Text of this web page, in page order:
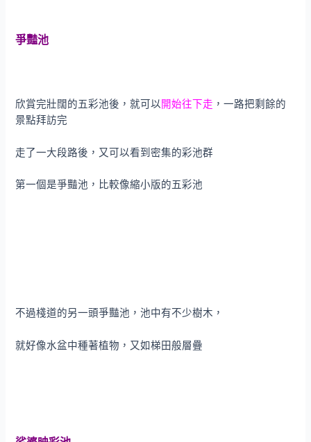
爭豔池
欣賞完壯闊的五彩池後，就可以開始往下走 ，一路把剩餘的
景點拜訪完
走了一大段路後，又可以看到密集的彩池群
第一個是爭豔池，比較像縮小版的五彩池
不過棧道的另一頭爭豔池，池中有不少樹木，
就好像水盆中種著植物，又如梯田般層疊